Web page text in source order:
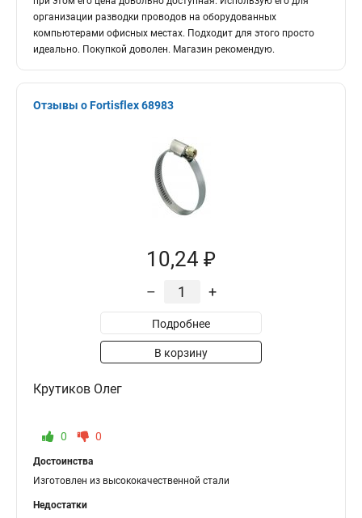
организации разводки проводов на оборудованных
компьютерами офисных местах. Подходит для этого просто
идеально. Покупкой доволен. Магазин рекомендую.
Отзывы о Fortisflex 68983
10,24 ₽
– +
Подробнее
В корзину
Крутиков Олег
0 0
Достоинства
Изготовлен из высококачественной стали
Недостатки